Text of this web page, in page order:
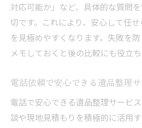
対応可能か」など、具体的な質問
切です。これにより、安心して任
を見極めやすくなります。失敗を
メモしておくと後の比較にも役立ち
電話依頼で安心できる遺品整理
電話で安心できる遺品整理サービ
談や現地見積もりを積極的に活用